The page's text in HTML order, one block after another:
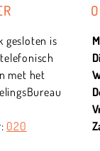
gesloten is
met het
020